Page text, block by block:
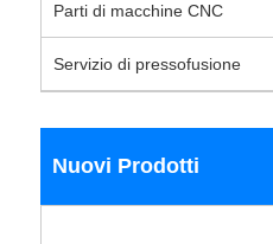
Parti di macchine CNC
Servizio di pressofusione
Nuovi Prodotti